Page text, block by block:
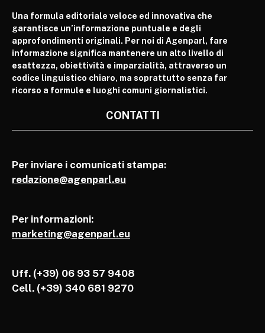
Una formula editoriale veloce ed innovativa che
garantisce un’informazione puntuale e degli
approfondimenti originali. Per noi di Agenparl, fare
informazione significa mantenere un alto livello di
esattezza, obiettività e imparzialità, attraverso un
codice linguistico chiaro, ma soprattutto senza far
ricorso a formule e luoghi comuni giornalistici.
CONTATTI
Per inviare i comunicati stampa:
redazione@agenparl.eu
Per informazioni:
marketing@agenparl.eu
Uff. (+39) 06 93 57 9408
Cell. (+39) 340 681 9270